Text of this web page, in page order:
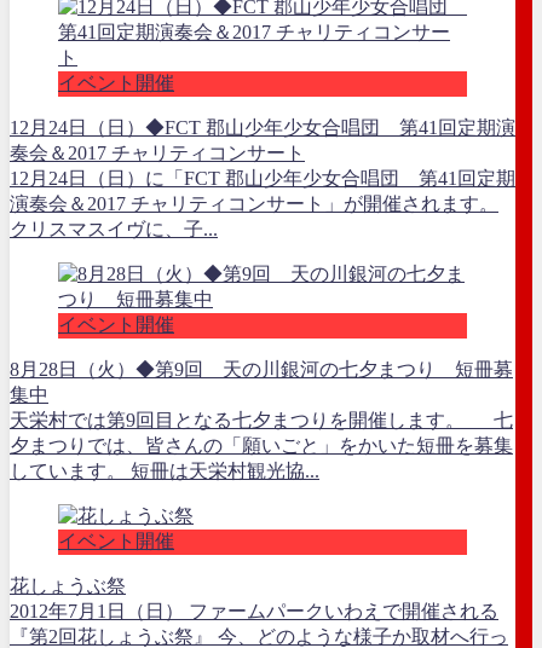
イベント開催
12月24日（日）◆FCT 郡山少年少女合唱団 第41回定期演
奏会＆2017 チャリティコンサート
12月24日（日）に「FCT 郡山少年少女合唱団 第41回定期
演奏会＆2017 チャリティコンサート」が開催されます。
クリスマスイヴに、子...
イベント開催
8月28日（火）◆第9回 天の川銀河の七夕まつり 短冊募
集中
天栄村では第9回目となる七夕まつりを開催します。 七
夕まつりでは、皆さんの「願いごと」をかいた短冊を募集
しています。 短冊は天栄村観光協...
イベント開催
花しょうぶ祭
2012年7月1日（日） ファームパークいわえで開催される
『第2回花しょうぶ祭』 今、どのような様子か取材へ行っ